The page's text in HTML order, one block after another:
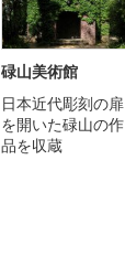
碌山美術館
日本近代彫刻の扉
を開いた碌山の作
品を収蔵